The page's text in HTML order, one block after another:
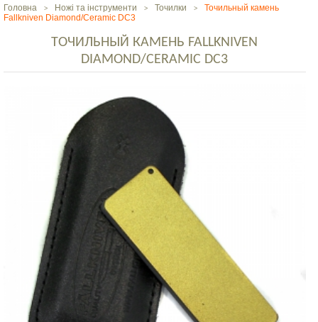
Головна > Ножі та інструменти > Точилки >
Точильный камень
Fallkniven Diamond/Ceramic DC3
ТОЧИЛЬНЫЙ КАМЕНЬ FALLKNIVEN
DIAMOND/CERAMIC DC3